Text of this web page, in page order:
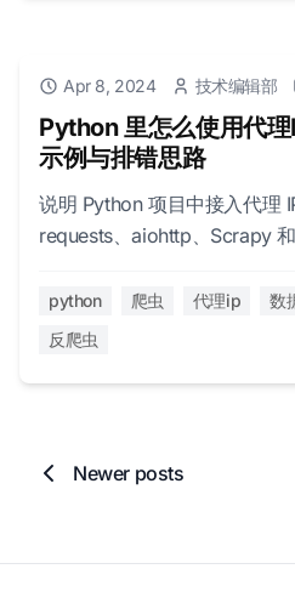
Apr 8, 2024 技术编辑部
Python 里怎么使用代
示例与排错思路
说明 Python 项目中接入代理
requests、aiohttp、Scrapy
python 爬虫 代理ip 数
反爬虫
Newer posts